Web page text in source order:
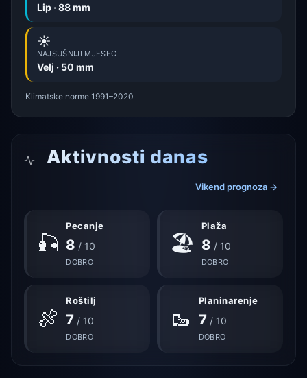
Lip · 88 mm
☀️
NAJSUŠNIJI MJESEC
Velj · 50 mm
Klimatske norme 1991–2020
Aktivnosti danas
Vikend prognoza →
🎣
Pecanje
8 / 10
DOBRO
🏖
Plaža
8 / 10
DOBRO
🍖
Roštilj
7 / 10
DOBRO
🥾
Planinarenje
7 / 10
DOBRO